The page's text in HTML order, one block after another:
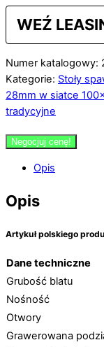
WEŹ
Numer katalogowy:
Kategorie: Stoły
28mm w siatce
tradycyjne
Negocjuj cenę!
Opis
Opis
Artykuł polskiego
Dane techniczne
Grubość blatu
Nośność
Otwory
Grawerowana